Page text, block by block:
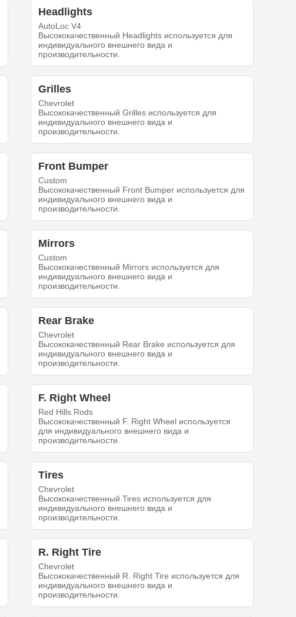
Headlights
AutoLoc V4
Высококачественный Headlights используется для
индивидуального внешнего вида и
производительности.
Grilles
Chevrolet
Высококачественный Grilles используется для
индивидуального внешнего вида и
производительности.
Front Bumper
Custom
Высококачественный Front Bumper используется для
индивидуального внешнего вида и
производительности.
Mirrors
Custom
Высококачественный Mirrors используется для
индивидуального внешнего вида и
производительности.
Rear Brake
Chevrolet
Высококачественный Rear Brake используется для
индивидуального внешнего вида и
производительности.
F. Right Wheel
Red Hills Rods
Высококачественный F. Right Wheel используется
для индивидуального внешнего вида и
производительности.
Tires
Chevrolet
Высококачественный Tires используется для
индивидуального внешнего вида и
производительности.
R. Right Tire
Chevrolet
Высококачественный R. Right Tire используется для
индивидуального внешнего вида и
производительности.